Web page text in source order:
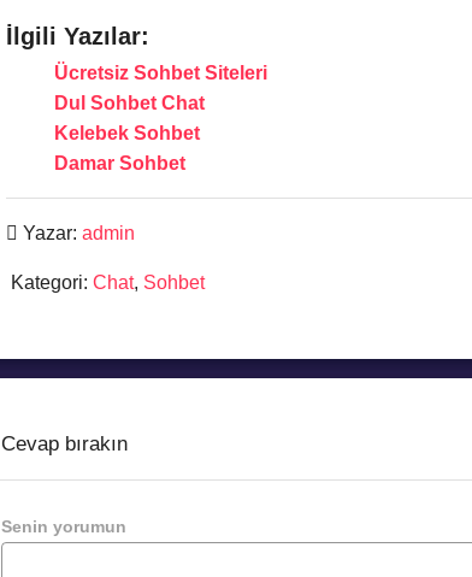
İlgili Yazılar:
Ücretsiz Sohbet Siteleri
Dul Sohbet Chat
Kelebek Sohbet
Damar Sohbet
Yazar: admin
Kategori: Chat, Sohbet
Cevap bırakın
Senin yorumun